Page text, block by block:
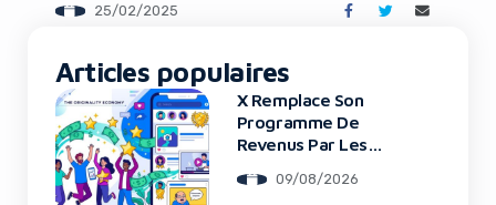
Chegg, une plateforme éducative bien connue, a décidé
25/02/2025
Articles populaires
X Remplace Son
Programme De
Revenus Par Les
Rewards09/08/2026
using an ad-blocker!